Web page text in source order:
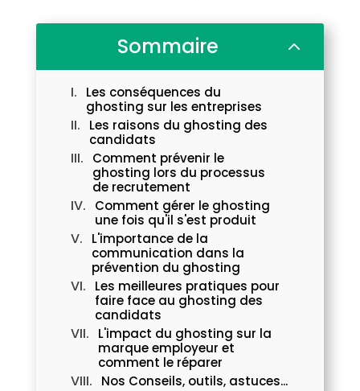
Sommaire 2
Les conséquences du
ghosting sur les entreprises
Les raisons du ghosting des
candidats
Comment prévenir le
ghosting lors du processus
de recrutement
Comment gérer le ghosting
une fois qu'il s'est produit
L'importance de la
communication dans la
prévention du ghosting
Les meilleures pratiques pour
faire face au ghosting des
candidats
L'impact du ghosting sur la
marque employeur et
comment le réparer
Nos Conseils, outils, astuces...